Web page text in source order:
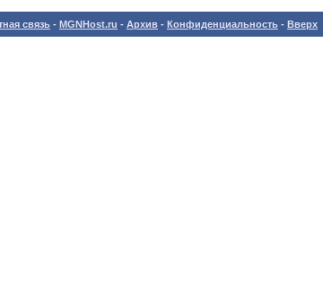
связь - MGNHost.ru - Архив - Конфиденциальность - Вверх